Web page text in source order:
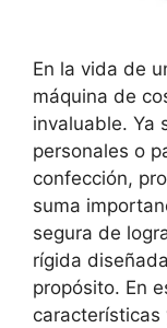
En la vida de
máquina de
invaluable. Ya
personales o
confección,
suma
segura de
rígida
propósito. En